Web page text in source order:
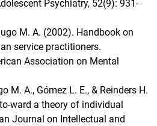
Psychiatry, 52(9): 931-
M. A. (2002). Handbook on
service practitioners.
Association on Mental
M. A., Gómez L. E., & Reinders H.
ward a theory of individual
Journal on Intellectual and